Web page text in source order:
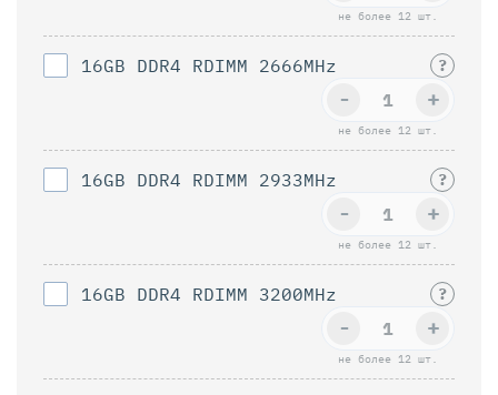
не более 12 шт.
16GB DDR4 RDIMM 2666MHz ?
не более 12 шт.
+
-
16GB DDR4 RDIMM 2933MHz ?
не более 12 шт.
+
-
16GB DDR4 RDIMM 3200MHz ?
не более 12 шт.
+
-